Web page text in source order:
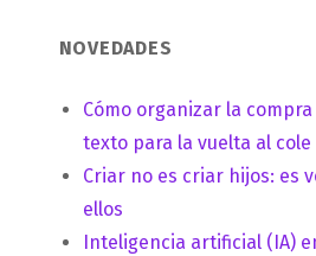
NOVEDADES
Cómo organizar la
texto para la vuelta al cole
Criar no es criar hijos: es
ellos
Inteligencia artificial (IA)